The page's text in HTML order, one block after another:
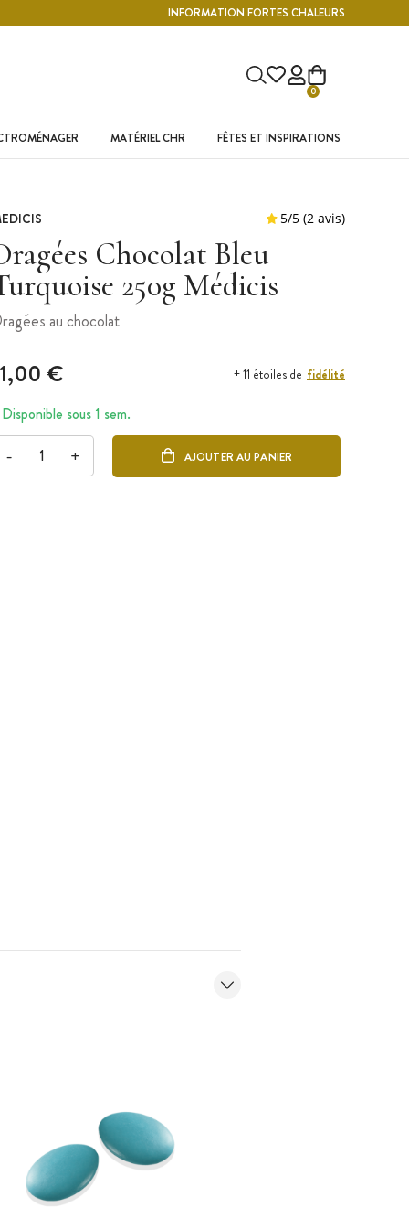
INFORMATION FORTES CHALEURS
0
MATÉRIEL CHR FÊTES ET INSPIRATIONS
Chocolat Bleu
250g Médicis
au chocolat
€ + 11 étoiles de fidélité
Disponible sous 1 sem.
- + AJOUTER AU PANIER